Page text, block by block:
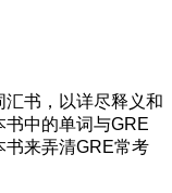
书，以详尽释义和
书中的单词与GRE
书来弄清GRE常考